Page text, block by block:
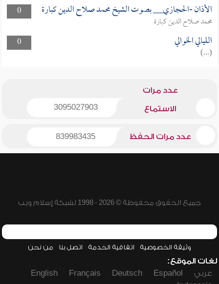
0
الأذان -الحجازي__ بصوت الشيخ محمد صلاح الدين كبارة
محمد صلاح الدين كبارة
0
الليالي الخوالي
(...)
عدد مرات
الاستماع 3095027903
عدد مرات الحفظ 839983435
جميع الحقوق محفوظة © 2026 - 1998 لشبكة إسلام ويب
وثيقة الخصوصية اتفاقية الخدمة اتصل بنا من نحن
لغات الموقع:
عربي
Español
Deutsch
Français
English